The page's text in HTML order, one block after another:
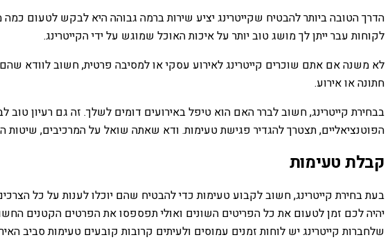
הדרך הטובה ביותר להבטיח שקייטרינג יציע שירות ברמה גבוהה היא לבקש לטעום כמה
לקוחות עבר ייתן לך מושג טוב יותר על איכות האוכל שמוגש על ידי הקייטרינג.
לא משנה אם אתם שוכרים קייטרינג לאירוע עסקי או למסיבה פרטית, חשוב לוודא שהם
חתונה או אירוע.
בבחירת קייטרינג, חשוב לברר האם הוא טיפל באירועים דומים לשלך. זה גם רעיון
הפוטנציאליים, תצטרך להגדיר פגישת טעימות. ודא שאתה שואל על המרכיבים,
קבלת טעימות
בעת בחירת קייטרינג, חשוב לקבוע טעימות כדי להבטיח שהם יוכלו לענות על כל
יהיה לכם זמן לטעום את כל הפריטים השונים ואולי תפספסו את הפרטים הקטנים
שלחברות קייטרינג יש לוחות זמנים עמוסים ולעיתים קרובות קובעים טעימות סביב